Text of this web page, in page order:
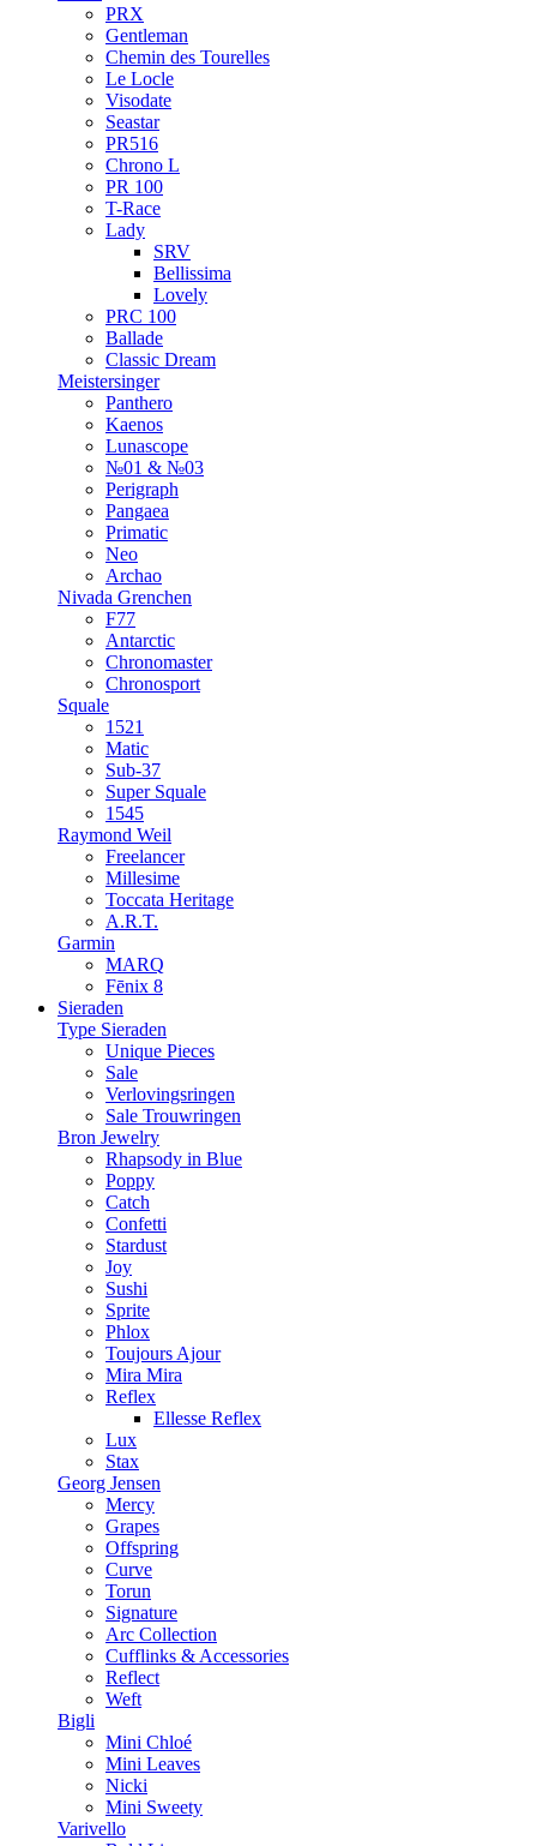
PRX
Gentleman
Chemin des Tourelles
Le Locle
Visodate
Seastar
PR516
Chrono L
PR 100
T-Race
Lady
SRV
Bellissima
Lovely
PRC 100
Ballade
Classic Dream
Meistersinger
Panthero
Kaenos
Lunascope
№01 & №03
Perigraph
Pangaea
Primatic
Neo
Archao
Nivada Grenchen
F77
Antarctic
Chronomaster
Chronosport
Squale
1521
Matic
Sub-37
Super Squale
1545
Raymond Weil
Freelancer
Millesime
Toccata Heritage
A.R.T.
Garmin
MARQ
Fēnix 8
Sieraden
Type Sieraden
Unique Pieces
Sale
Verlovingsringen
Sale Trouwringen
Bron Jewelry
Rhapsody in Blue
Poppy
Catch
Confetti
Stardust
Joy
Sushi
Sprite
Phlox
Toujours Ajour
Mira Mira
Reflex
Ellesse Reflex
Lux
Stax
Georg Jensen
Mercy
Grapes
Offspring
Curve
Torun
Signature
Arc Collection
Cufflinks & Accessories
Reflect
Weft
Bigli
Mini Chloé
Mini Leaves
Nicki
Mini Sweety
Varivello